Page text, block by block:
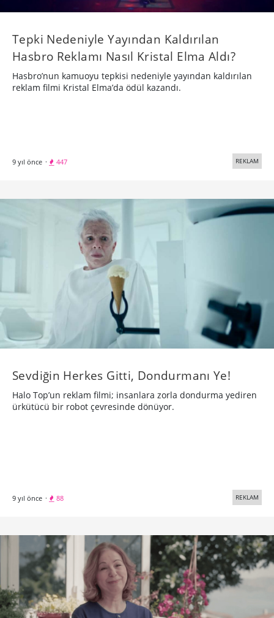
Tepki Nedeniyle Yayından Kaldırılan
Hasbro Reklamı Nasıl Kristal Elma Aldı?
Hasbro’nun kamuoyu tepkisi nedeniyle yayından kaldırılan
reklam filmi Kristal Elma’da ödül kazandı.
9 yıl önce · 447 REKLAM
Sevdiğin Herkes Gitti, Dondurmanı Ye!
Halo Top’un reklam filmi; insanlara zorla dondurma yediren
ürkütücü bir robot çevresinde dönüyor.
9 yıl önce · 88 REKLAM